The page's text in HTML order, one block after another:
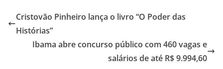
Cristovão Pinheiro lança o livro “O Poder das
Histórias”
Ibama abre concurso público com 460 vagas e
salários de até R$ 9.994,60